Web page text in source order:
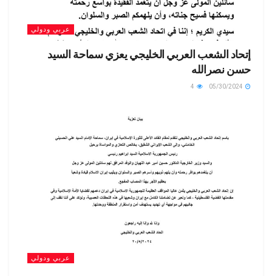
عربي ودولي
إتحاد الشعب العربي الخليجي يعزي سماحة السيد
حسن نصرالله
عربي ودولي